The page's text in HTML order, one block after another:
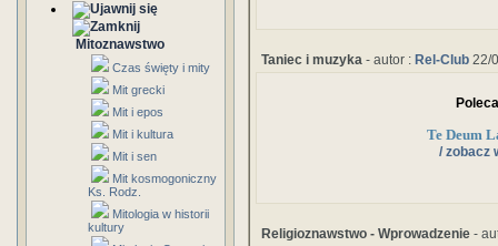
Mitoznawstwo
Czas święty i mity
Mit grecki
Mit i epos
Mit i kultura
Mit i sen
Mit kosmogoniczny
Ks. Rodz.
Mitologia w historii
kultury
Taniec i muzyka - autor : Rel-Club 22/
Te Deum
/ zobacz
Religioznawstwo - Wprowadzenie -